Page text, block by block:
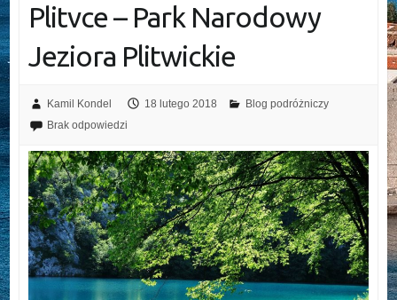
Plitvce – Park Narodowy
Jeziora Plitwickie
Kamil Kondel 18 lutego 2018
Blog podróżniczy
Brak odpowiedzi